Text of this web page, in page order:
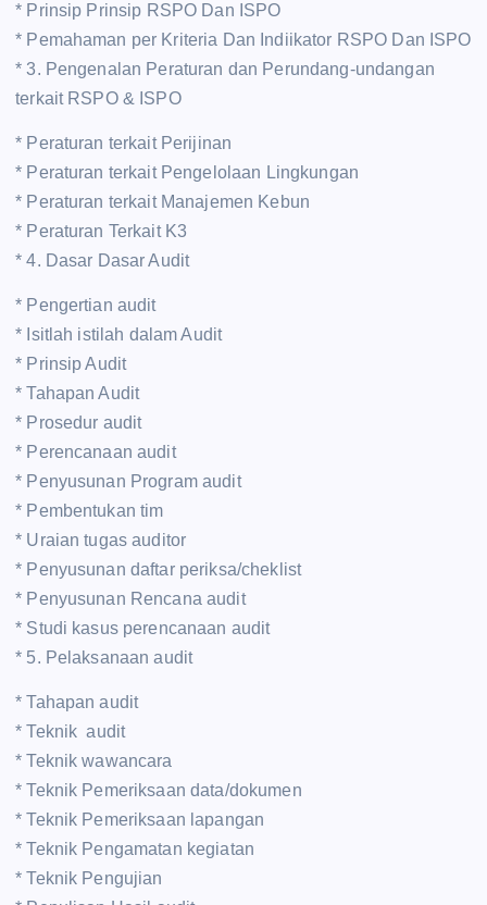
* Prinsip Prinsip RSPO Dan ISPO
* Pemahaman per Kriteria Dan Indiikator RSPO Dan ISPO
* 3. Pengenalan Peraturan dan Perundang-undangan
terkait RSPO & ISPO
* Peraturan terkait Perijinan
* Peraturan terkait Pengelolaan Lingkungan
* Peraturan terkait Manajemen Kebun
* Peraturan Terkait K3
* 4. Dasar Dasar Audit
* Pengertian audit
* Isitlah istilah dalam Audit
* Prinsip Audit
* Tahapan Audit
* Prosedur audit
* Perencanaan audit
* Penyusunan Program audit
* Pembentukan tim
* Uraian tugas auditor
* Penyusunan daftar periksa/cheklist
* Penyusunan Rencana audit
* Studi kasus perencanaan audit
* 5. Pelaksanaan audit
* Tahapan audit
* Teknik audit
* Teknik wawancara
* Teknik Pemeriksaan data/dokumen
* Teknik Pemeriksaan lapangan
* Teknik Pengamatan kegiatan
* Teknik Pengujian